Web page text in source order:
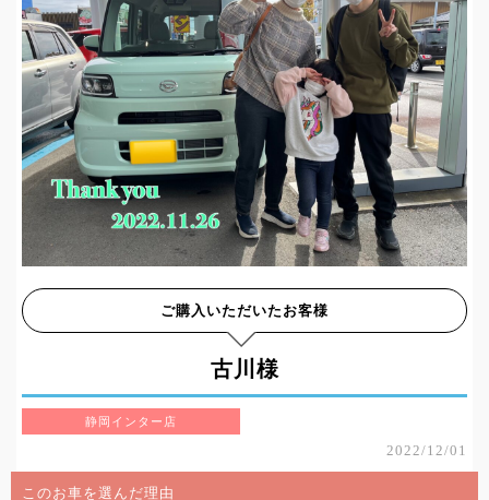
ご購入いただいたお客様
古川様
静岡インター店
2022/12/01
このお車を選んだ理由